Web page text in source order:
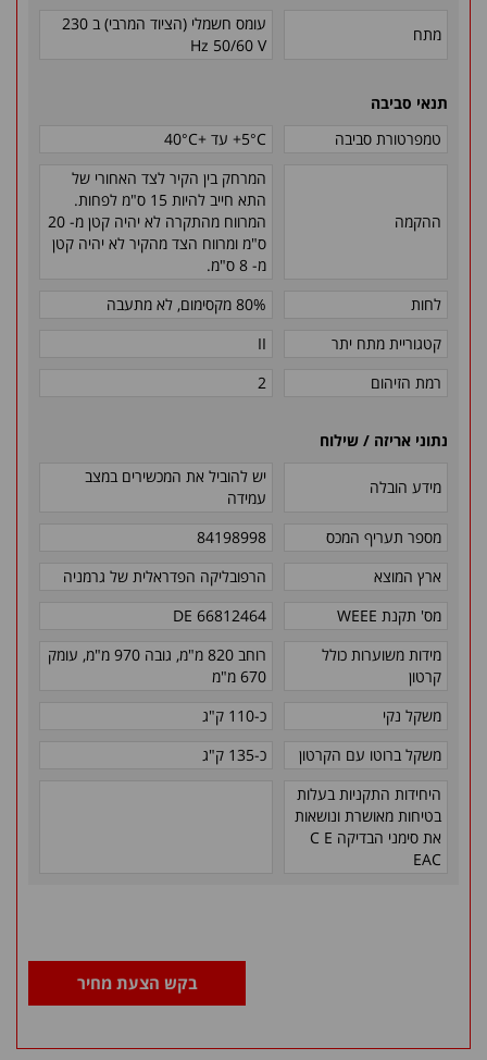
מתח
עומס חשמלי (הציוד המרבי) ב 230
Hz 50/60 V
תנאי סביבה
טמפרטורת סביבה
5°C+ עד +40°C
ההקמה
המרחק בין הקיר לצד האחורי של
התא חייב להיות 15 ס"מ לפחות.
המרווח מהתקרה לא יהיה קטן מ- 20
ס"מ ומרווח הצד מהקיר לא יהיה קטן
מ- 8 ס"מ.
לחות
80% מקסימום, לא מתעבה
קטגוריית מתח יתר
II
רמת הזיהום
2
נתוני אריזה / שילוח
מידע הובלה
יש להוביל את המכשירים במצב
עמידה
מספר תעריף המכס
84198998
ארץ המוצא
הרפובליקה הפדראלית של גרמניה
מס' תקנת WEEE
DE 66812464
מידות משוערות כולל
קרטון
רוחב 820 מ"מ, גובה 970 מ"מ, עומק
670 מ"מ
משקל נקי
כ-110 ק"ג
משקל ברוטו עם הקרטון
כ-135 ק"ג
היחידות התקניות בעלות
בטיחות מאושרת ונושאות
את סימני הבדיקה C E
EAC
בקש הצעת מחיר